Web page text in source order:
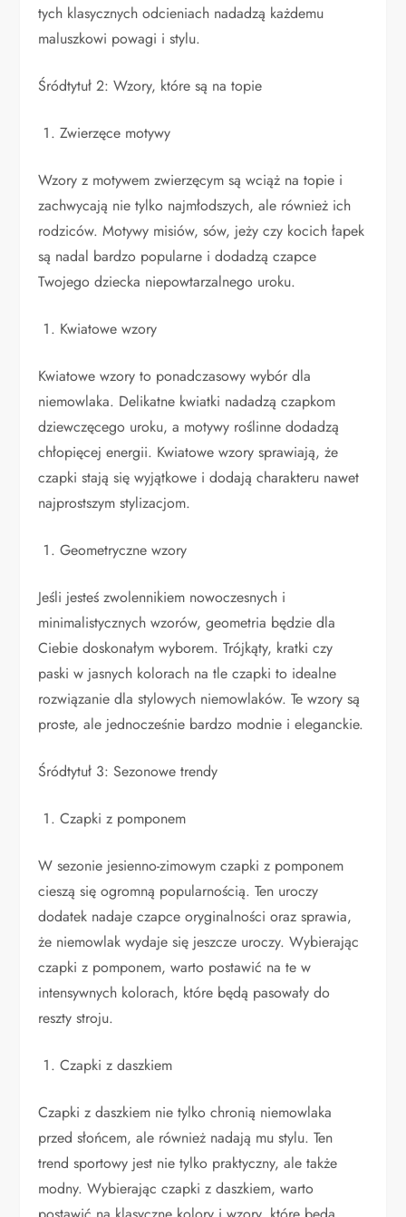
tych klasycznych odcieniach nadadzą każdemu
maluszkowi powagi i stylu.
Śródtytuł 2: Wzory, które są na topie
Zwierzęce motywy
Wzory z motywem zwierzęcym są wciąż na topie i
zachwycają nie tylko najmłodszych, ale również ich
rodziców. Motywy misiów, sów, jeży czy kocich łapek
są nadal bardzo popularne i dodadzą czapce
Twojego dziecka niepowtarzalnego uroku.
Kwiatowe wzory
Kwiatowe wzory to ponadczasowy wybór dla
niemowlaka. Delikatne kwiatki nadadzą czapkom
dziewczęcego uroku, a motywy roślinne dodadzą
chłopięcej energii. Kwiatowe wzory sprawiają, że
czapki stają się wyjątkowe i dodają charakteru nawet
najprostszym stylizacjom.
Geometryczne wzory
Jeśli jesteś zwolennikiem nowoczesnych i
minimalistycznych wzorów, geometria będzie dla
Ciebie doskonałym wyborem. Trójkąty, kratki czy
paski w jasnych kolorach na tle czapki to idealne
rozwiązanie dla stylowych niemowlaków. Te wzory są
proste, ale jednocześnie bardzo modnie i eleganckie.
Śródtytuł 3: Sezonowe trendy
Czapki z pomponem
W sezonie jesienno-zimowym czapki z pomponem
cieszą się ogromną popularnością. Ten uroczy
dodatek nadaje czapce oryginalności oraz sprawia,
że niemowlak wydaje się jeszcze uroczy. Wybierając
czapki z pomponem, warto postawić na te w
intensywnych kolorach, które będą pasowały do
reszty stroju.
Czapki z daszkiem
Czapki z daszkiem nie tylko chronią niemowlaka
przed słońcem, ale również nadają mu stylu. Ten
trend sportowy jest nie tylko praktyczny, ale także
modny. Wybierając czapki z daszkiem, warto